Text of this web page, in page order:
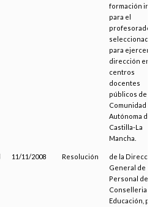
formación inicial
para el
profesorado
seleccionado
para ejercer la
dirección en los
centros
docentes
públicos de la
Comunidad
Autónoma de
Castilla-La
Mancha.
11/11/2008 Resolución
de la Dirección
General de
Personal de la
Conselleria de
Educación, por la